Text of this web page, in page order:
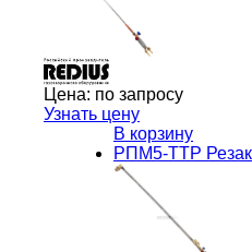
Цена: по запросу
Узнать цену
В корзину
РПМ5-ТТР